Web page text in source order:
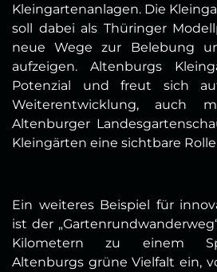
Kleingartenanlagen. Die
soll dabei als Thüringer
neue Wege zur Belebung
aufzeigen. Altenburgs
Potenzial und freut sich
Weiterentwicklung, auch
Altenburger
Kleingärten eine sichtbare
Ein weiteres Beispiel für
ist der
Kilometern zu einem
Altenburgs grüne Vielfalt ein,